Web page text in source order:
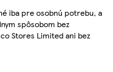
iba pre osobnú potrebu, a
spôsobom bez
Stores Limited ani bez